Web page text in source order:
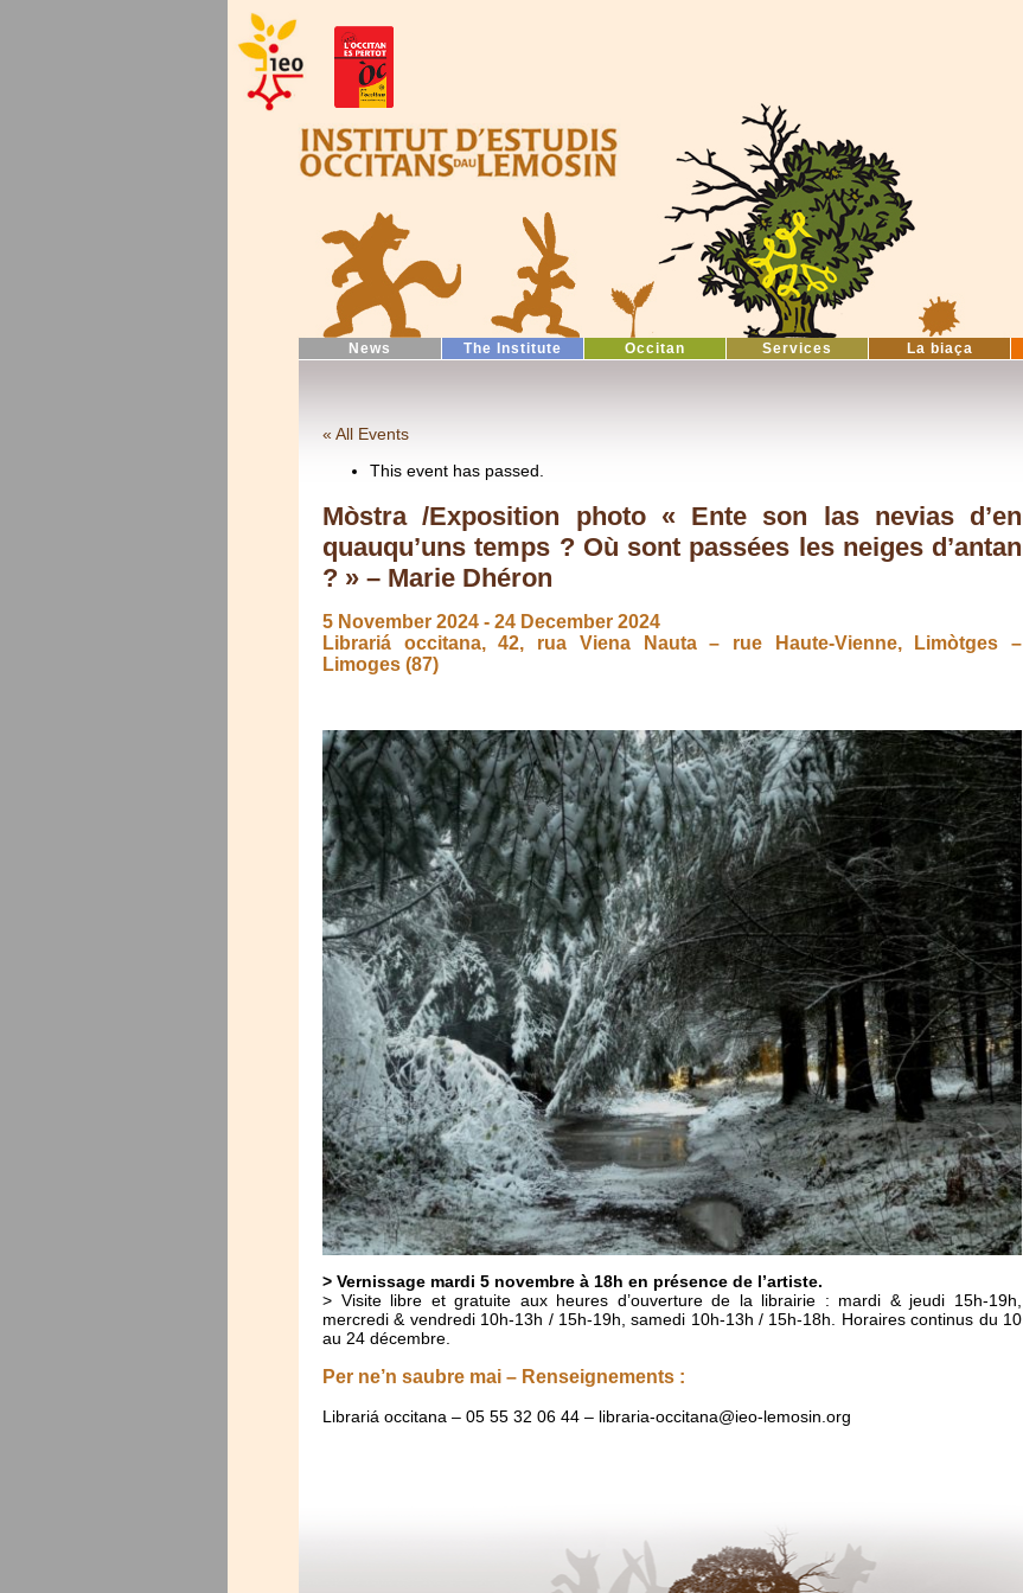
News The Institute Occitan Services La biaça
« All Events
This event has passed.
Mòstra /Exposition photo « Ente son las nevias d’en
quauqu’uns temps ? Où sont passées les neiges d’antan
? » – Marie Dhéron
5 November 2024 - 24 December 2024
Librariá occitana, 42, rua Viena Nauta – rue Haute-Vienne, Limòtges –
Limoges (87)
> Vernissage mardi 5 novembre à 18h en présence de l’artiste.
> Visite libre et gratuite aux heures d’ouverture de la librairie : mardi & jeudi 15h-19h,
mercredi & vendredi 10h-13h / 15h-19h, samedi 10h-13h / 15h-18h. Horaires continus du 10
au 24 décembre.
Per ne’n saubre mai – Renseignements :
Librariá occitana – 05 55 32 06 44 – libraria-occitana@ieo-lemosin.org